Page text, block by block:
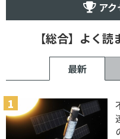
アク
【総合】よく
最新